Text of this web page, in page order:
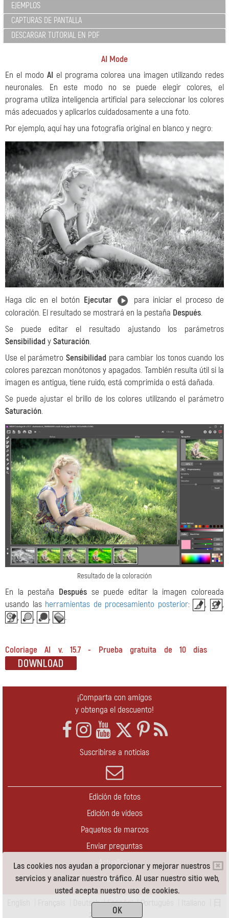
Las cookies nos ayudan a proporcionar y mejorar nuestros
servicios y analizar nuestro tráfico. Al usar nuestro sitio web,
usted acepta nuestro uso de cookies.
OK
EJEMPLOS
CAPTURAS DE PANTALLA
DESCARGAR TUTORIAL EN PDF
AI Mode
En el modo AI el programa colorea una imagen utilizando redes
neuronales. En este modo no se puede elegir colores, el
programa utiliza inteligencia artificial para seleccionar los colores
más adecuados y aplicarlos cuidadosamente a una foto.
Por ejemplo, aquí hay una fotografía original en blanco y negro:
Haga clic en el botón Ejecutar
para iniciar el proceso de
coloración. El resultado se mostrará en la pestaña Después.
Se puede editar el resultado ajustando los parámetros
Sensibilidad ySaturación.
Use el parámetro Sensibilidad para cambiar los tonos cuando los
colores parezcan monótonos y apagados. También resulta útil si la
imagen es antigua, tiene ruido, está comprimida o está dañada.
Se puede ajustar el brillo de los colores utilizando el parámetro
Saturación.
Resultado de la coloración
En la pestaña Después se puede editar la imagen coloreada
usando las herramientas de procesamiento posterior: ,
,
,
, , .
Coloriage AI v. 15.7 - Prueba gratuita de 10 días
¡Comparta con amigos
y obtenga el descuento!
Suscribirse a noticias
Edición de fotos
Edición de vídeos
Paquetes de marcos
Enviar preguntas
Actualizar
Contáctenos
Deutsch|Español|Português
本語|Pусский